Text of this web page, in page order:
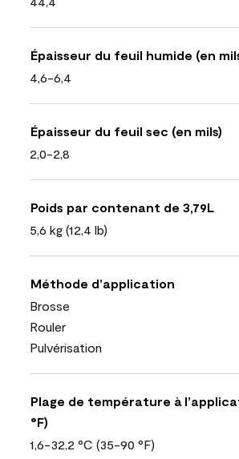
Épaisseur du feuil humide (en
4,6-6,4
Épaisseur du feuil sec (en mils)
2,0-2,8
Poids par contenant de 3,79L
5,6 kg (12,4 lb)
Méthode d’application
Brosse
Rouler
Pulvérisation
Plage de température à
°F)
1,6-32,2 °C (35-90 °F)